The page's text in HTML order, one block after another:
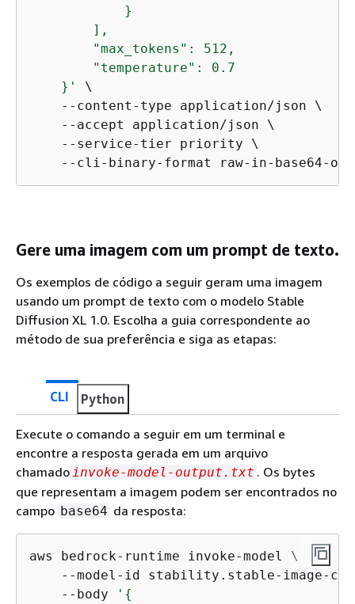
            }
        ],
        "max_tokens": 512,
        "temperature": 0.7
    }'
\
    --content-type application/json \
    --accept application/json \
    --service-tier priority \
    --cli-binary-format raw-in-base64-out
Gere uma imagem com um prompt de texto.
Os exemplos de código a seguir geram uma imagem
usando um prompt de texto com o modelo Stable
Diffusion XL 1.0. Escolha a guia correspondente ao
método de sua preferência e siga as etapas:
CLI Python
Execute o comando a seguir em um terminal e
encontre a resposta gerada em um arquivo
chamado invoke-model-output.txt . Os bytes
que representam a imagem podem ser encontrados no
campo base64 da resposta:
aws bedrock-runtime invoke-model \
--model-id stability.stable-image-
    --body
' {